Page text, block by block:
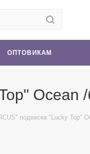
ОПТОВИКАМ
Ocean
подвеска "Lucky Top"